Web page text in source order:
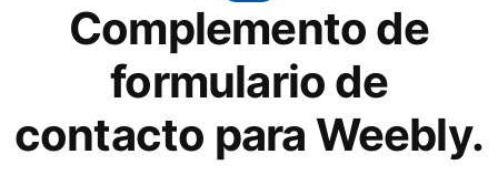
Complemento de
formulario de
contacto para Weebly.